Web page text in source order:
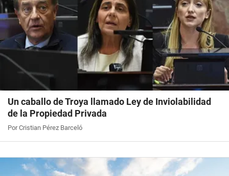
Un caballo de Troya llamado Ley de Inviolabilidad
de la Propiedad Privada
Por Cristian Pérez Barceló